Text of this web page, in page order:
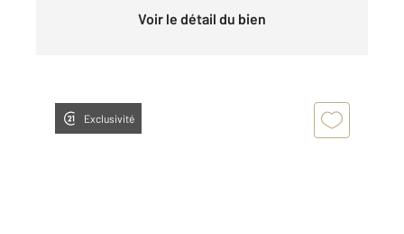
Voir le détail du bien
Exclusivité